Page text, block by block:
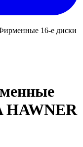
16-е диски
HAWNER